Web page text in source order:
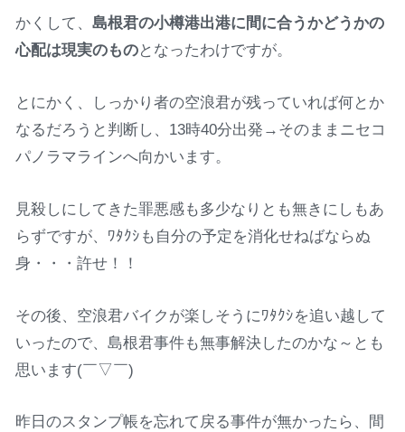
かくして、島根君の小樽港出港に間に合うかどうかの
心配は現実のものとなったわけですが。
とにかく、しっかり者の空浪君が残っていれば何とか
なるだろうと判断し、13時40分出発→そのままニセコ
パノラマラインへ向かいます。
見殺しにしてきた罪悪感も多少なりとも無きにしもあ
らずですが、ﾜﾀｸｼも自分の予定を消化せねばならぬ
身・・・許せ！！
その後、空浪君バイクが楽しそうにﾜﾀｸｼを追い越して
いったので、島根君事件も無事解決したのかな～とも
思います(￣▽￣)
昨日のスタンプ帳を忘れて戻る事件が無かったら、間